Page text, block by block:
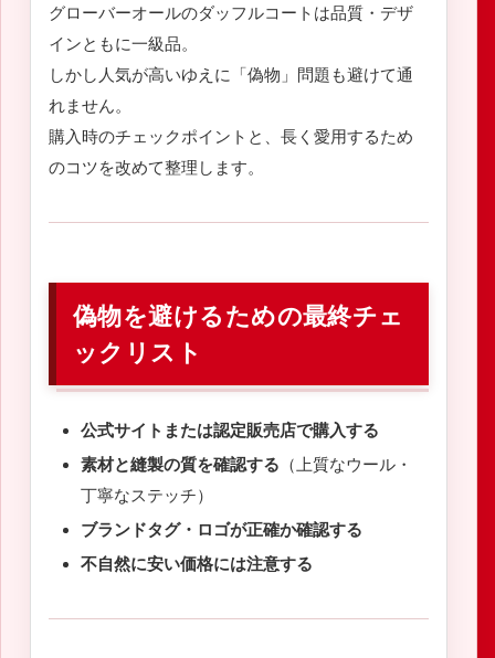
グローバーオールのダッフルコートは品質・デザ
インともに一級品。
しかし人気が高いゆえに「偽物」問題も避けて通
れません。
購入時のチェックポイントと、長く愛用するため
のコツを改めて整理します。
偽物を避けるための最終チェ
ックリスト
公式サイトまたは認定販売店で購入する
素材と縫製の質を確認する （上質なウール・
丁寧なステッチ）
ブランドタグ・ロゴが正確か確認する
不自然に安い価格には注意する